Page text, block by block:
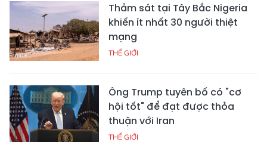
Thảm sát tại Tây Bắc Nigeria
khiến ít nhất 30 người thiệt
mạng
THẾ GIỚI
Ông Trump tuyên bố có "cơ
hội tốt" để đạt được thỏa
thuận với Iran
THẾ GIỚI